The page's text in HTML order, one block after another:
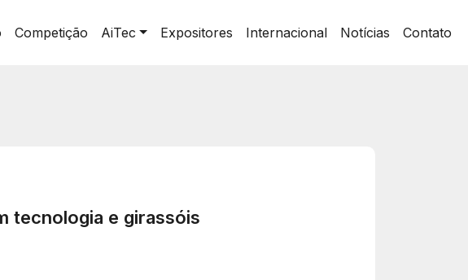
Competição AiTec Expositores Internacional Notícias Contato
tecnologia e girassóis